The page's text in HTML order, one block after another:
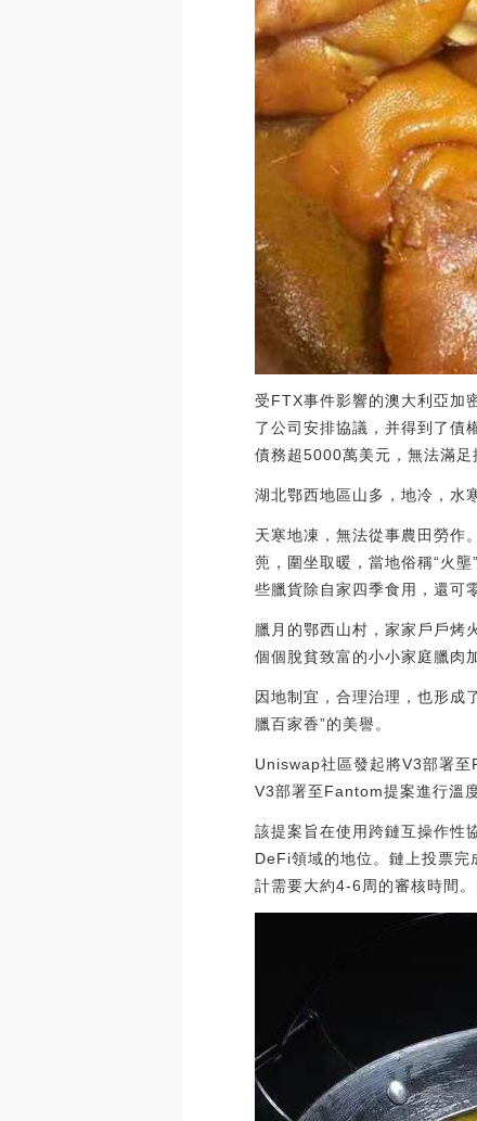
受FTX事件影響的澳大利亞加
了公司安排協議，并得到了債
債務超5000萬美元，無法滿
湖北鄂西地區山多，地冷，水
天寒地凍，無法從事農田勞作
蔸，圍坐取暖，當地俗稱“火
些臘貨除自家四季食用，還可
臘月的鄂西山村，家家戶戶烤
個個脫貧致富的小小家庭臘肉
因地制宜，合理治理，也形成
臘百家香”的美譽。
Uniswap社區發起將V3部署
V3部署至Fantom提案進行溫
該提案旨在使用跨鏈互操作
DeFi領域的地位。鏈上投票
計需要大約4-6周的審核時間